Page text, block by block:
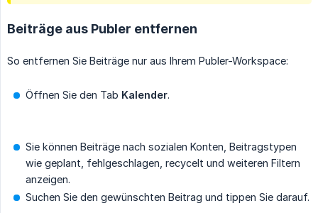
Beiträge aus Publer entfernen
So entfernen Sie Beiträge nur aus Ihrem Publer-Workspace:
Öffnen Sie den Tab Kalender.
Sie können Beiträge nach sozialen Konten, Beitragstypen
wie geplant, fehlgeschlagen, recycelt und weiteren Filtern
anzeigen.
Suchen Sie den gewünschten Beitrag und tippen Sie darauf.